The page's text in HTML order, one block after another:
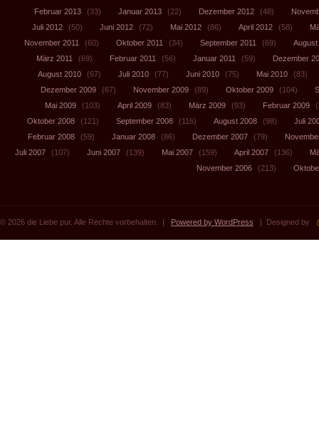
Februar 2013
(33) Januar 2013 (22) Dezember 2012 (48)
Juli 2012
(50) Juni 2012 (72) Mai 2012 (86) April 2012 (58)
November 2011
(60) Oktober 2011 (34) September 2011 (69)
August
März 2011
(69) Februar 2011 (56) Januar 2011 (59)
Dezember
August 2010
(67) Juli 2010 (77) Juni 2010 (75) Mai 2010
(83)
Dezember 2009
(67) November 2009 (89) Oktober 2009 (104)
Mai 2009
(103) April 2009 (83) März 2009 (93) Februar 2009
Oktober 2008
(121) September 2008 (116) August 2008 (98)
Juli
Februar 2008
(59) Januar 2008 (86) Dezember 2007 (79)
Juli 2007
(107) Juni 2007 (139) Mai 2007 (159) April 2007 (136)
November 2006
(213)
© 2026 die Liebe pur. Alle Rechte vorbehalten. | Powered by WordPress | Designed by